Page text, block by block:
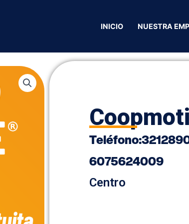
INICIO NUESTRA
Teléfono:
6075624009
Centro